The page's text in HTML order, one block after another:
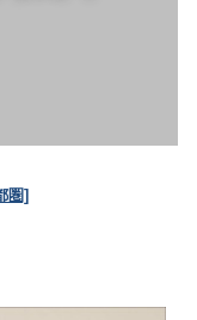
圏]